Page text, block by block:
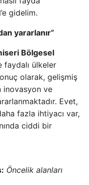
gidelim.
yararlanır”
Bölgesel
faydalı ülkeler
olarak, gelişmiş
inovasyon ve
Evet,
fazla ihtiyacı var,
ciddi bir
Öncelik alanları